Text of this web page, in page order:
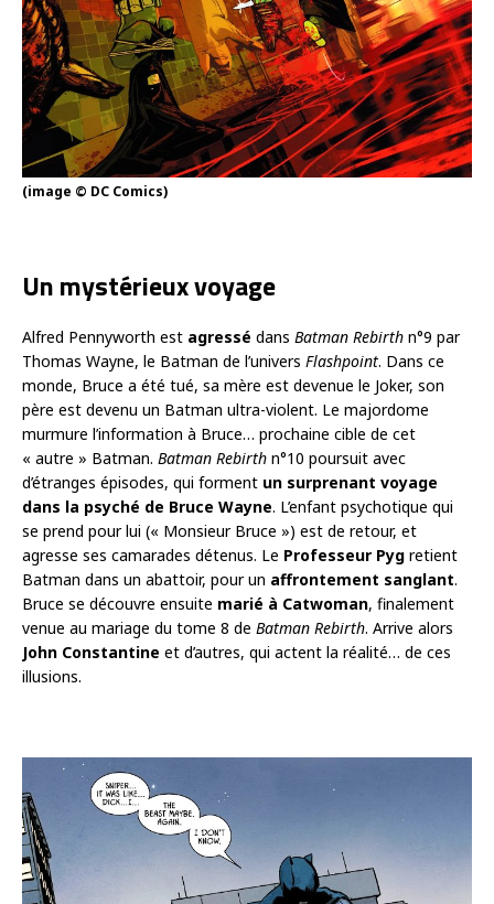
(image © DC Comics)
Un mystérieux voyage
Alfred Pennyworth est agressé dans Batman Rebirth n°9 par
Thomas Wayne, le Batman de l’univers Flashpoint. Dans ce
monde, Bruce a été tué, sa mère est devenue le Joker, son
père est devenu un Batman ultra-violent. Le majordome
murmure l’information à Bruce… prochaine cible de cet
« autre » Batman. Batman Rebirth n°10 poursuit avec
d’étranges épisodes, qui forment un surprenant voyage
dans la psyché de Bruce Wayne. L’enfant psychotique qui
se prend pour lui (« Monsieur Bruce ») est de retour, et
agresse ses camarades détenus. Le Professeur Pyg retient
Batman dans un abattoir, pour un affrontement sanglant.
Bruce se découvre ensuite marié à Catwoman, finalement
venue au mariage du tome 8 de Batman Rebirth. Arrive alors
John Constantine et d’autres, qui actent la réalité… de ces
illusions.